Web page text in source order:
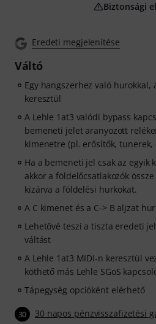
Eredeti megjelenítése
Váltó
Egy hangszerhez való
keresztül
A Lehle 1at3 valódi bypass
bemeneti jelet aranyozott
kimenetre (pl. erősítők, tunerek,
Ha a bemeneti jel csak az egyik
akkor a földelőcsatlakozók
kizárva a földelési hurkokat.
A C kimenet és a C-> B aljzat
Lehetővé teszi a tiszta eredeti
váltást
A Lehle 1at3 MIDI-n keresztül
köthető más Lehle SGoS
Tápegység opcióként elérhető
30 30 napos pénzvisszafizetési
Biztonsági